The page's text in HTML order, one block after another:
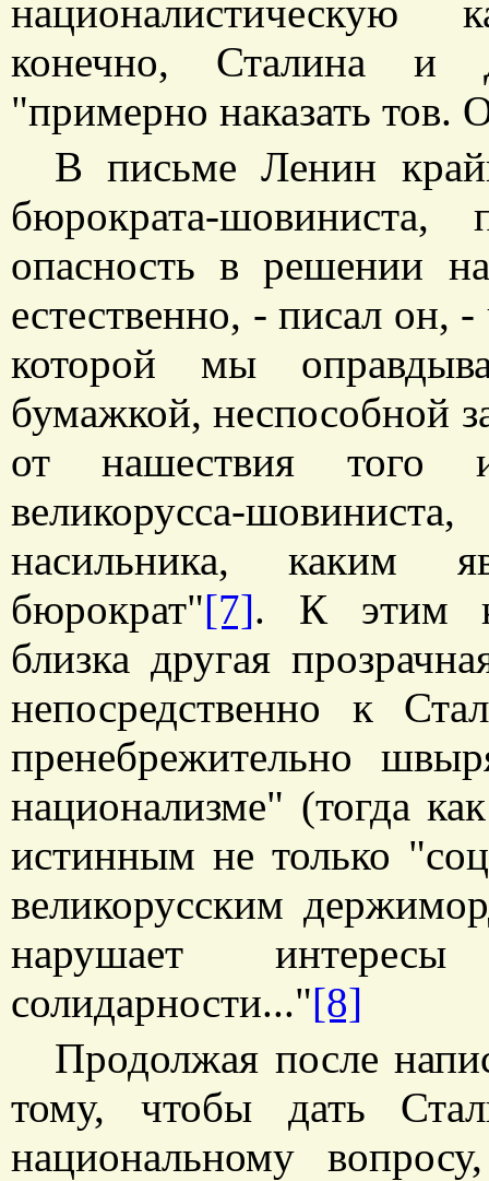
националистическую
конечно, Сталина и
"примерно наказать тов.
В письме Ленин
бюрократа-шовиниста,
опасность в решении
естественно, - писал он,
которой мы
бумажкой, неспособной
от нашествия того
великорусса-
насильника, каким
бюрократ"[7]. К этим
близка другая
непосредственно к
пренебрежительно
национализме" (тогда
истинным не только
великорусским
нарушает интересы
солидарности..."[8]
Продолжая после
тому, чтобы дать
национальному